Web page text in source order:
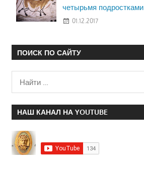
четырьмя подростками
01.12.2017
ПОИСК ПО САЙТУ
НАШ КАНАЛ НА YOUTUBE